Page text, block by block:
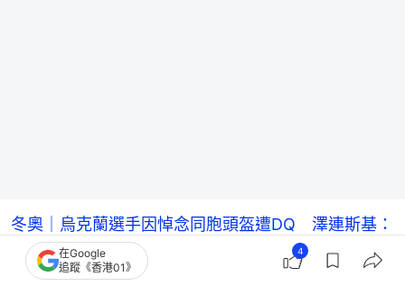
冬奧｜烏克蘭選手因悼念同胞頭盔遭DQ 澤連斯基：
勇氣比獎牌重要
在Google
追蹤《香港01》
4